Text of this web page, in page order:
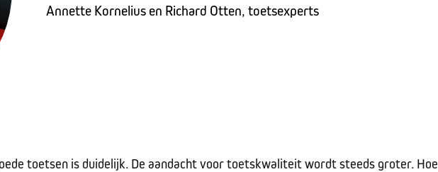
Annette Kornelius en Richard Otten, toetsexperts
toetsen is duidelijk. De aandacht voor toetskwaliteit wordt steeds groter. Hoe